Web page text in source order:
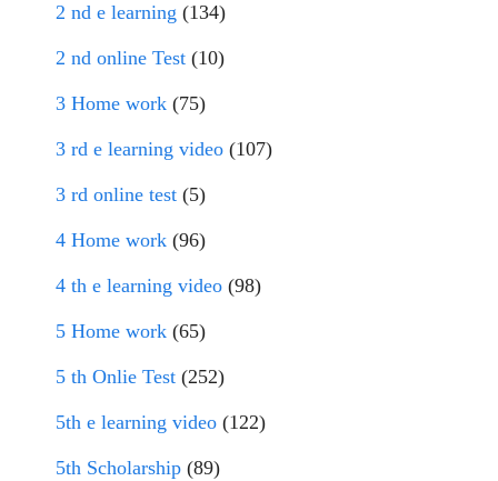
2 nd e learning (134)
2 nd online Test (10)
3 Home work (75)
3 rd e learning video (107)
3 rd online test (5)
4 Home work (96)
4 th e learning video (98)
5 Home work (65)
5 th Onlie Test (252)
5th e learning video (122)
5th Scholarship (89)